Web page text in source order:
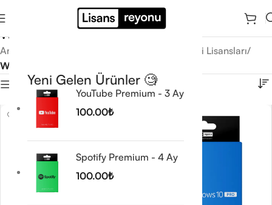
Yeni Gelen Ürünler 🧐
YouTube Premium - 3 Ay
100.00₺
Spotify Premium - 4 Ay
100.00₺
Windows 10
Ana Sayfa İşletim Sistemleri Lisansları/
Windows 10
Filtrele